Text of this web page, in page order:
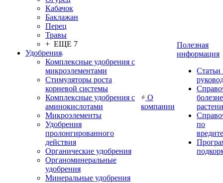
Кабачок
Баклажан
Перец
Травы
+ ЕЩЕ 7
Удобрения
Комплексные удобрения с
микроэлементами
Стимуляторы роста
корневой системы
Комплексные удобрения с
аминокислотами
Микроэлементы
Удобрения
пролонгированного
действия
Органические удобрения
Органоминеральные
удобрения
Минеральные удобрения
О
компании
Полезная
информация
Статьи
по